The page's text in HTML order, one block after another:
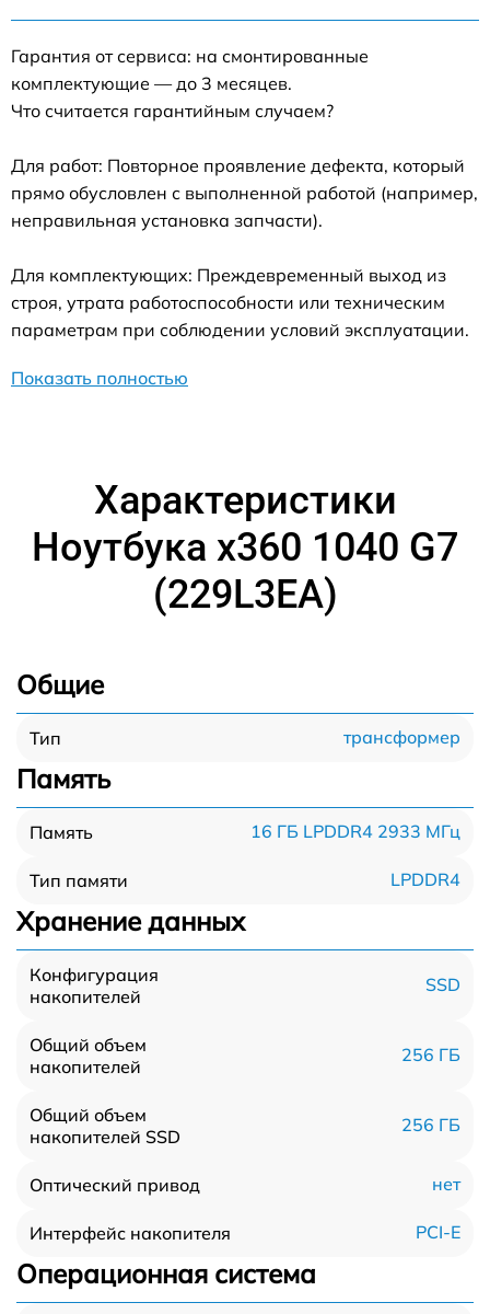
Гарантия от сервиса: на смонтированные
комплектующие — до 3 месяцев.
Что считается гарантийным случаем?
Для работ: Повторное проявление дефекта, который
прямо обусловлен с выполненной работой (например,
неправильная установка запчасти).
Для комплектующих: Преждевременный выход из
строя, утрата работоспособности или техническим
параметрам при соблюдении условий эксплуатации.
Показать полностью
Характеристики
Ноутбука x360 1040 G7
(229L3EA)
Общие
Тип трансформер
Память
Память 16 ГБ LPDDR4 2933 МГц
Тип памяти LPDDR4
Хранение данных
Конфигурация
накопителей
SSD
Общий объем
накопителей
256 ГБ
Общий объем
накопителей SSD
256 ГБ
Оптический привод нет
Интерфейс накопителя PCI-E
Операционная система